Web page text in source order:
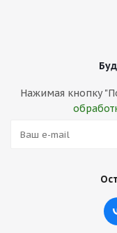
Нажимая кнопку